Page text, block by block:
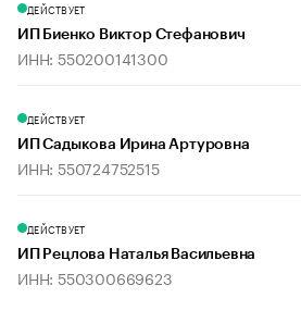
ДЕЙСТВУЕТ
ИП Биенко Виктор Стефанович
ИНН: 550200141300
ДЕЙСТВУЕТ
ИП Садыкова Ирина Артуровна
ИНН: 550724752515
ДЕЙСТВУЕТ
ИП Рецлова Наталья Васильевна
ИНН: 550300669623